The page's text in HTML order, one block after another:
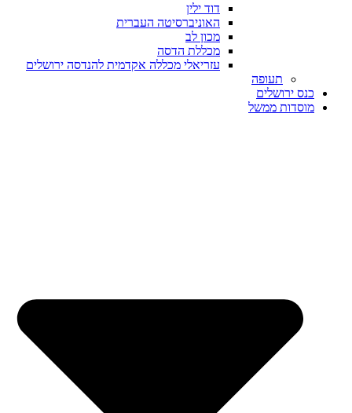
דוד ילין
האוניברסיטה העברית
מכון לב
מכללת הדסה
עזריאלי מכללה אקדמית להנדסה ירושלים
תעופה
כנס ירושלים
מוסדות ממשל